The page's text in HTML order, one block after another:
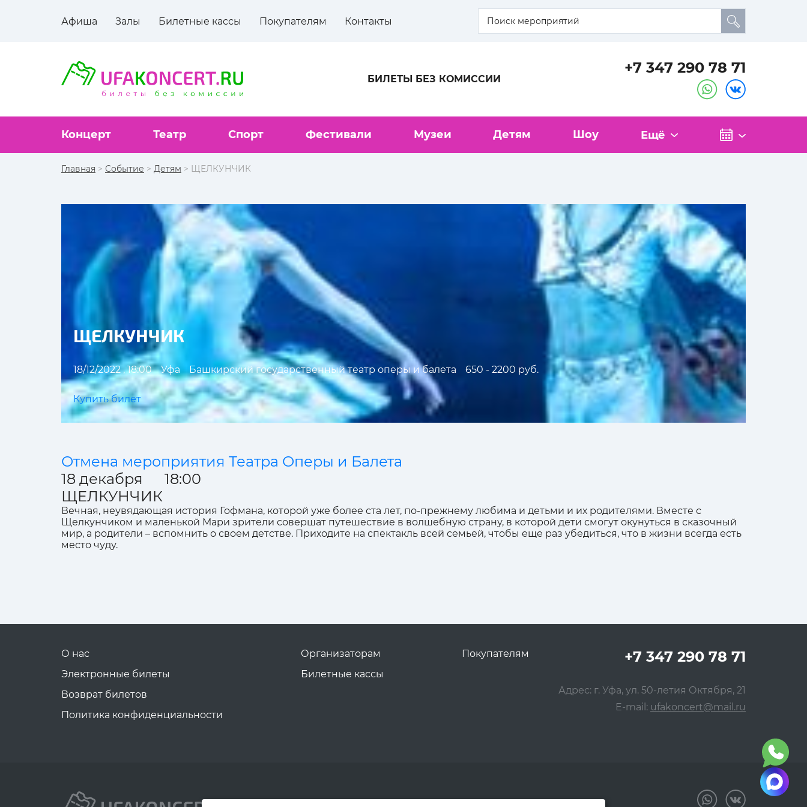
Афиша Залы Билетные кассы Покупателям Контакты
БИЛЕТЫ БЕЗ КОМИССИИ
+7 347 290 78 71
Концерт Театр Спорт Фестивали Музеи Детям Шоу Ещё
Главная > Событие > Детям > ЩЕЛКУНЧИК
ЩЕЛКУНЧИК
18/12/2022 , 18:00 Уфа Башкирский государственный театр оперы и балета 650 - 2200 руб.
Купить билет
Отмена мероприятия Театра Оперы и Балета
18 декабря 18:00
ЩЕЛКУНЧИК
Вечная, неувядающая история Гофмана, которой уже более ста лет, по-прежнему любима и детьми и их родителями. Вместе с
Щелкунчиком и маленькой Мари зрители совершат путешествие в волшебную страну, в которой дети смогут окунуться в сказочный
мир, а родители – вспомнить о своем детстве. Приходите на спектакль всей семьей, чтобы еще раз убедиться, что в жизни всегда есть
место чуду.
О нас
Электронные билеты
Возврат билетов
Политика конфиденциальности
Организаторам
Билетные кассы
Покупателям +7 347 290 78 71
Адрес: г. Уфа, ул. 50-летия Октября, 21
E-mail: ufakoncert@mail.ru